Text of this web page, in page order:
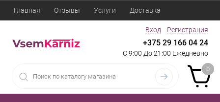
Главная Отзывы Услуги Доставка
Вход Регистрация
+375 29 166 04 24
С 9:00 До 21:00 Ежедневно
0